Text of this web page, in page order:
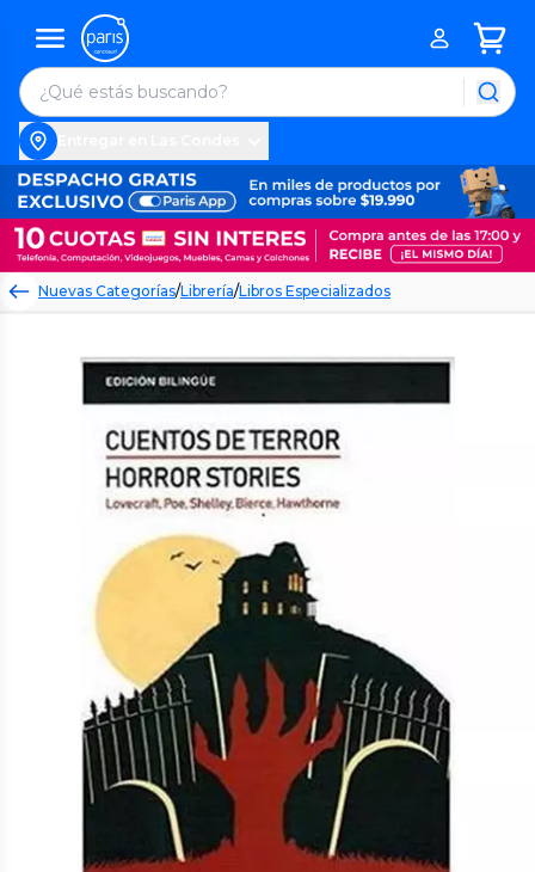
Nuevas Categorías/Librería/Libros Especializados